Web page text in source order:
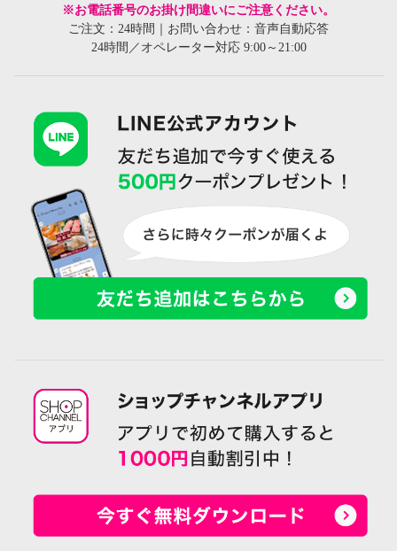
※お電話番号のお掛け間違いにご注意ください。
ご注文：24時間｜お問い合わせ：音声自動応答
24時間／オペレーター対応 9:00～21:00